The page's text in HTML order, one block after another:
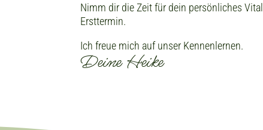
Nimm dir die Zeit für dein persönliches
Ersttermin.
Ich freue mich auf unser Kennenlernen.
Deine Heike